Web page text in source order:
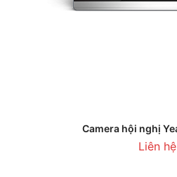
Camera hội nghị
Liên hệ